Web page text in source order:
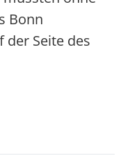
Bonn
Seite des